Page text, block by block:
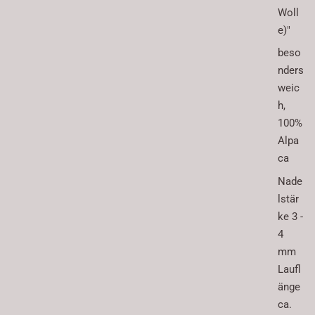
Woll
e)"
beso
nders
weic
h,
100%
Alpa
ca
Nade
lstär
ke 3 -
4
mm
Laufl
änge
ca.